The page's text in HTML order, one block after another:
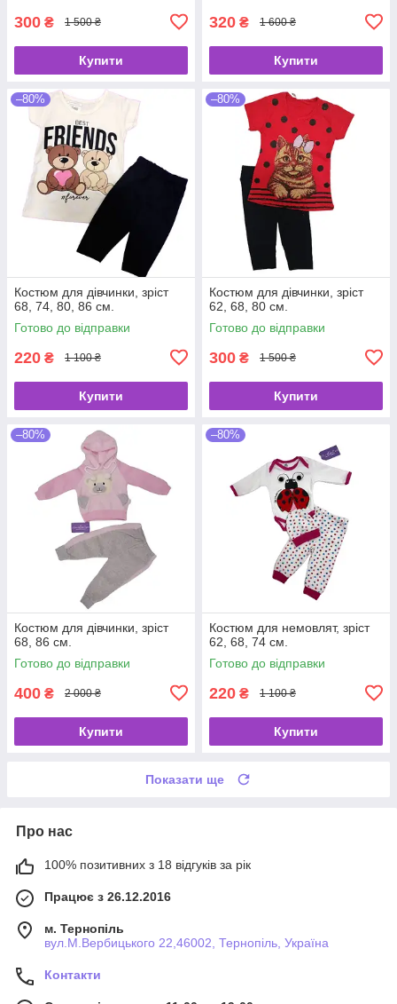
300 ₴ 1 500 ₴
Купити
320 ₴ 1 600 ₴
Купити
–80%
Костюм для дівчинки, зріст
68, 74, 80, 86 см.
Готово до відправки
220 ₴ 1 100 ₴
Купити
–80%
Костюм для дівчинки, зріст
62, 68, 80 см.
Готово до відправки
300 ₴ 1 500 ₴
Купити
–80%
Костюм для дівчинки, зріст
68, 86 см.
Готово до відправки
400 ₴ 2 000 ₴
Купити
–80%
Костюм для немовлят, зріст
62, 68, 74 см.
Готово до відправки
220 ₴ 1 100 ₴
Купити
Показати ще
Про нас
100% позитивних з 18 відгуків за рік
Працює з 26.12.2016
м. Тернопіль
вул.М.Вербицького 22,46002, Тернопіль, Україна
Контакти